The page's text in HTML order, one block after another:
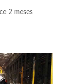
2 meses